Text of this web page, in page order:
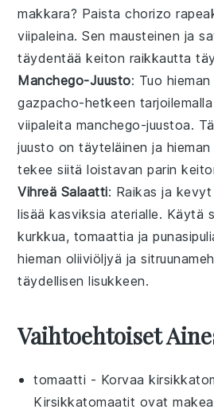
makkara? Paistachorizo
viipaleina. Sen mausteinen ja
täydentää keiton raikkautta
Manchego-Juusto: Tuo
gazpacho-hetkeen
viipaleita manchego-juustoa.
juusto on täyteläinen ja hieman
tekee siitä loistavan parin
Vihreä Salaatti: Raikas ja kevyt
lisääkasviksia aterialle. Käytä
kurkkua, tomaattia ja
hieman oliiviöljyä ja
täydellisen lisukkeen.
Vaihtoehtoiset
tomaatti - Korvaa
Kirsikkatomaatit ovat